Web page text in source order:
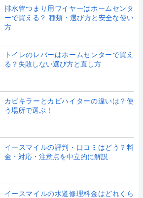
排水管つまり用ワイヤーはホームセンタ
ーで買える？ 種類・選び方と安全な使い
方
トイレのレバーはホームセンターで買え
る？失敗しない選び方と直し方
カビキラーとカビハイターの違いは？使
う場所で選ぶ！
イースマイルの評判・口コミはどう？料
金・対応・注意点を中立的に解説
イースマイルの水道修理料金はどれくら